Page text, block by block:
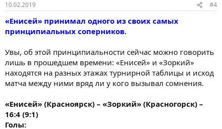
10.02.2019 #4
«Енисей» принимал одного из своих самых
принципиальных соперников.
Увы, об этой принципиальности сейчас можно говорить
лишь в прошедшем времени: «Енисей» и «Зоркий»
находятся на разных этажах турнирной таблицы и исход
матча между ними вряд ли у кого вызывал сомнения.
«Енисей» (Красноярск) – «Зоркий» (Красногорск) –
16:4 (9:1)
Голы: